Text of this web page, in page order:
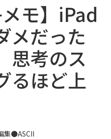
メモ】iPad
メだった
思考のス
るほど上
集●ASCII